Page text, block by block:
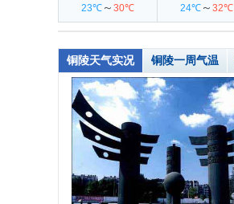
23℃ ～ 30℃ 24℃ ～ 32℃
铜陵天气实况 铜陵一周气温